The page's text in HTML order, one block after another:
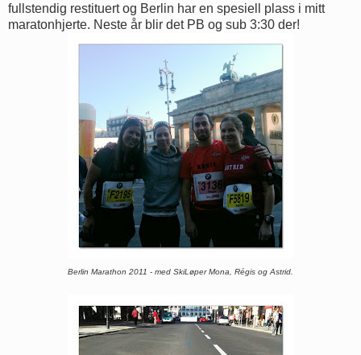
fullstendig restituert og Berlin har en spesiell plass i mitt
maratonhjerte. Neste år blir det PB og sub 3:30 der!
Berlin Marathon 2011 - med SkiLøper Mona, Régis og Astrid.